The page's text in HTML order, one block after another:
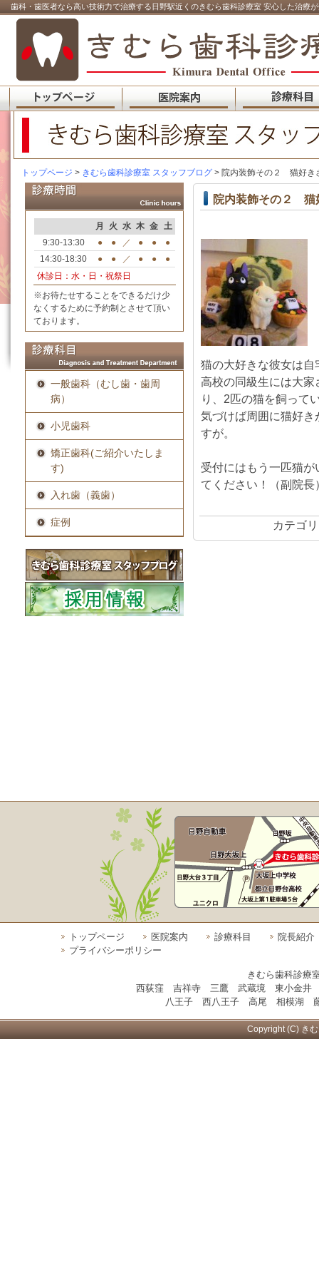
歯科・歯医者なら高い技術力で治療する日野駅近くのきむら歯科診療室 安心した治療
トップページ > きむら歯科診療室 スタッフブログ > 院内装飾その２ 猫好き
月 火 水 木 金 土
9:30-13:30
● ● ／ ● ●
●
14:30-18:30
● ● ／ ● ●
●
休診日：水・日・祝祭日
※お待たせすることをできるだけ少
なくするために予約制とさせて頂い
ております。
一般歯科（むし歯・歯周
病）
小児歯科
矯正歯科(ご紹介いたしま
す)
入れ歯（義歯）
症例
院内装飾その２ 猫
猫の大好きな彼女は
高校の同級生には大
り、2匹の猫を飼って
気づけば周囲に猫好
すが。
受付にはもう一匹猫
てください！（副院長
カテゴ
トップページ 医院案内 診療科目
院長紹介
プライバシーポリシー
きむら歯科診療
西荻窪 吉祥寺 三鷹 武蔵境 東小金
八王子 西八王子 高尾 相模湖
Copyright (C) き